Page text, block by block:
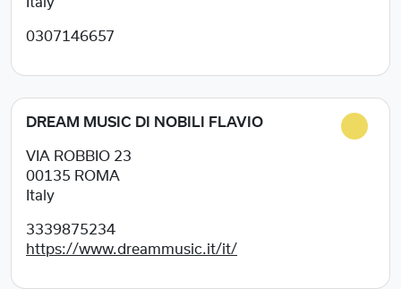
0307146657
DREAM MUSIC DI NOBILI FLAVIO
VIA ROBBIO 23
00135 ROMA
Italy
3339875234
https://www.dreammusic.it/it/